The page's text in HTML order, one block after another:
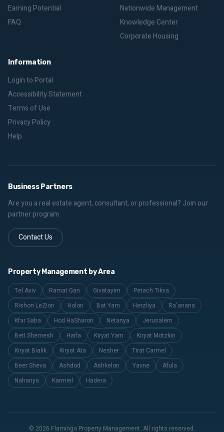
גודל טקסט
Earning Potential
FAQ
Nationwide Management
Knowledge Center
Corporate Housing
Information
Login to Portal
Accessibility Statement
Terms of Use
Privacy Policy
Help
Business Partners
Are you a real estate agent, consultant, or professional? Join our
partner program.
Contact Us
Property Management by Area
Tel Aviv Ramat Gan Givatayim
Petach Tikva
Rishon LeZion
Holon Bat Yam Herzliya
Ra'anana
Kfar Saba
Hod HaSharon Netanya
Jerusalem
Beit Shemesh
Haifa Kiryat Yam
Kiryat Motzkin
Kiryat Bialik
Kiryat Ata Nesher
Tirat Carmel
Beer Sheva
Ashdod Ashkelon Yavne
Afula
Nahariya
Karmiel Hadera
© 2026 Flamingo Property Management. All rights reserved.